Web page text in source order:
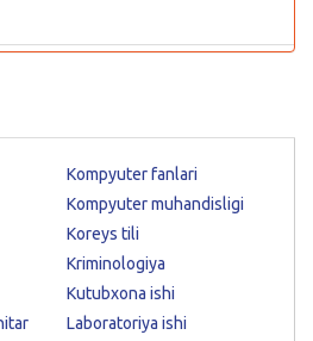
Kompyuter fanlari
Kompyuter muhandisligi
Koreys tili
Kriminologiya
Kutubxona ishi
Laboratoriya ishi